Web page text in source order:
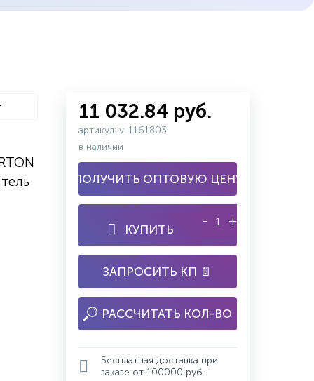
11 032.84 руб.
артикул: v-1161803
в наличии
ПОЛУЧИТЬ ОПТОВУЮ ЦЕНУ
КУПИТЬ
- +
ЗАПРОСИТЬ КП 📄
РАССЧИТАТЬ КОЛ-ВО
Бесплатная доставка при
заказе от 100000 руб.